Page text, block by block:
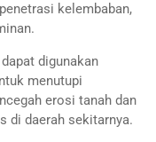
kelembaban,
digunakan
menutupi
erosi tanah dan
di daerah sekitarnya.